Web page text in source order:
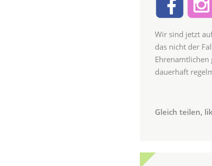
Wir sind jetzt
das nicht der
Ehrenamtlichen
dauerhaft
Gleich teilen,